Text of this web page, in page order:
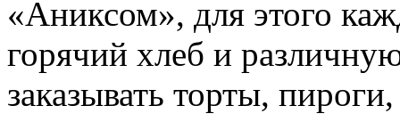
«Аниксом», для этого
горячий хлеб и
заказывать торты,